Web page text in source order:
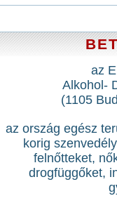
az
Alkohol-
(1105
az ország egész
korig
felnőtteket,
drogfüggőket,